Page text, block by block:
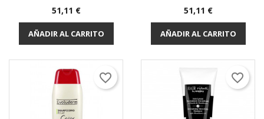
Precio
51,11 €
AÑADIR AL CARRITO
Precio
51,11 €
AÑADIR AL CARRITO
favorite_border favorite_border